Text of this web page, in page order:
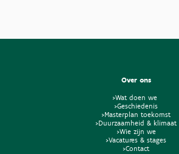
Over ons
>Wat doen we
>Geschiedenis
>Masterplan toekomst
>Duurzaamheid & klimaat
>Wie zijn we
>Vacatures & stages
>Contact